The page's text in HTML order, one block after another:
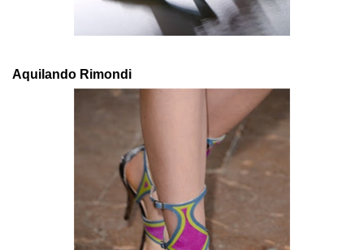
Aquilando Rimondi